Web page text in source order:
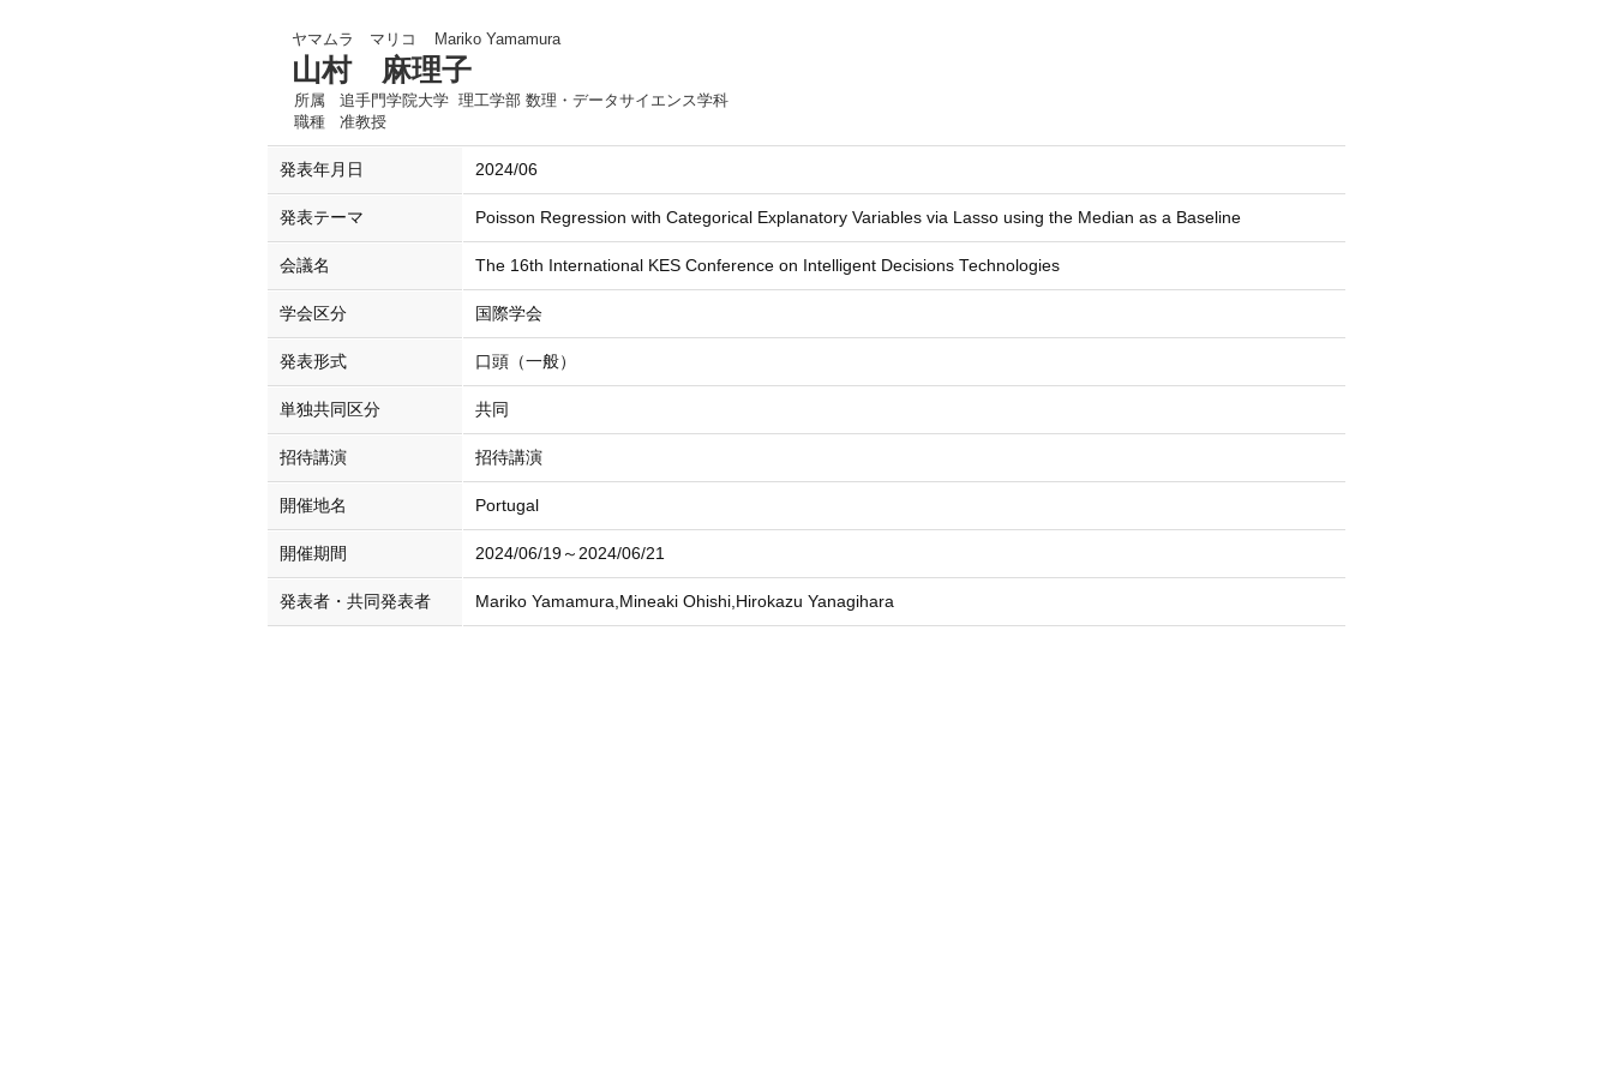
ヤマムラ マリコ Mariko Yamamura
山村 麻理子
所属
追手門学院大学 理工学部 数理・データサイエンス学科
職種
准教授
発表年月日 2024/06
発表テーマ Poisson Regression with Categorical Explanatory Variables via Lasso using the Median as a Baseline
会議名 The 16th International KES Conference on Intelligent Decisions Technologies
学会区分 国際学会
発表形式 口頭（一般）
単独共同区分 共同
招待講演 招待講演
開催地名 Portugal
開催期間 2024/06/19～2024/06/21
発表者・共同発表者 Mariko Yamamura,Mineaki Ohishi,Hirokazu Yanagihara